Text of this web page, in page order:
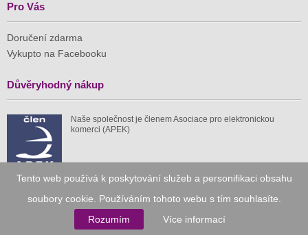
Tento web používá k poskytování služeb a personifikaci obsahu
soubory cookie. Používáním tohoto webu s tím souhlasíte.
Rozumím
Více informací
Pro Vás
Doručení zdarma
Vykupto na Facebooku
Důvěryhodný nákup
Naše společnost je členem Asociace pro elektronickou
komerci (APEK)
Již od roku 2010